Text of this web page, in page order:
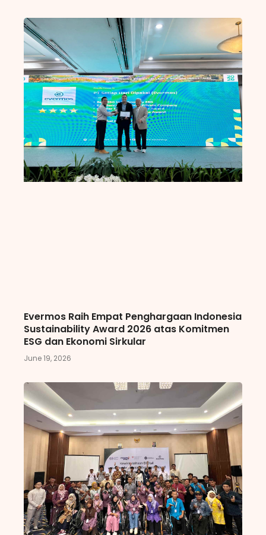
Evermos Raih Empat Penghargaan Indonesia
Sustainability Award 2026 atas Komitmen
ESG dan Ekonomi Sirkular
June 19, 2026